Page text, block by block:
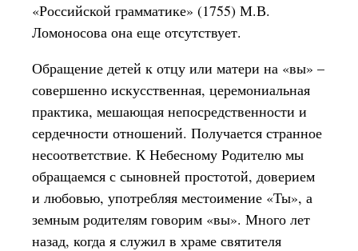
«Российской грамматике» (1755) М.В.
Ломоносова она еще отсутствует.
Обращение детей к отцу или матери на «вы» –
совершенно искусственная, церемониальная
практика, мешающая непосредственности и
сердечности отношений. Получается странное
несоответствие. К Небесному Родителю мы
обращаемся с сыновней простотой, доверием
и любовью, употребляя местоимение «Ты», а
земным родителям говорим «вы». Много лет
назад, когда я служил в храме святителя